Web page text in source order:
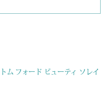
ム フォード ビューティ ソレイ